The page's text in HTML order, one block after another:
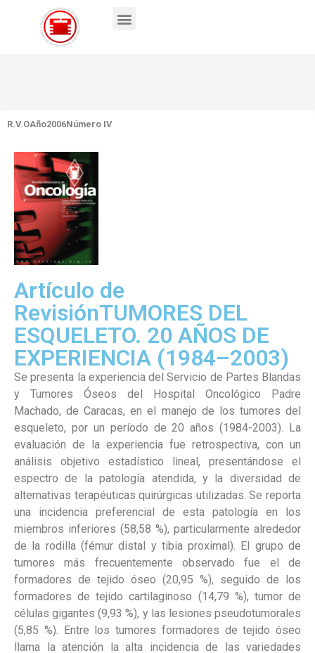
R.V.OAño2006Número IV
Artículo de
RevisiónTUMORES DEL
ESQUELETO. 20 AÑOS DE
EXPERIENCIA (1984–2003)
Se presenta la experiencia del Servicio de Partes Blandas
y Tumores Óseos del Hospital Oncológico Padre
Machado, de Caracas, en el manejo de los tumores del
esqueleto, por un período de 20 años (1984-2003). La
evaluación de la experiencia fue retrospectiva, con un
análisis objetivo estadístico lineal, presentándose el
espectro de la patología atendida, y la diversidad de
alternativas terapéuticas quirúrgicas utilizadas. Se reporta
una incidencia preferencial de esta patología en los
miembros inferiores (58,58 %), particularmente alrededor
de la rodilla (fémur distal y tibia proximal). El grupo de
tumores más frecuentemente observado fue el de
formadores de tejido óseo (20,95 %), seguido de los
formadores de tejido cartilaginoso (14,79 %), tumor de
células gigantes (9,93 %), y las lesiones pseudotumorales
(5,85 %). Entre los tumores formadores de tejido óseo
llama la atención la alta incidencia de las variedades